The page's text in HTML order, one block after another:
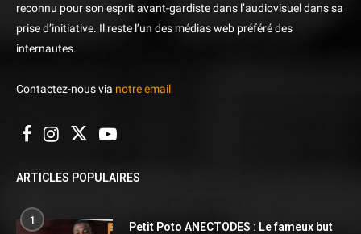
reconnu pour son esprit avant-gardiste dans l’audiovisuel dans sa
prise d’initiative. Il reste l’un des médias web préféré des
internautes.
Contactez-nous via notre email
ARTICLES POPULAIRES
1
Petit Poto ANECTODES : Le fameux but